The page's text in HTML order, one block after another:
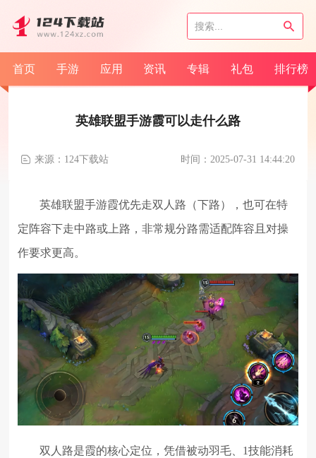
首页 手游 应用 资讯 专辑 礼包 排行榜
英雄联盟手游霞可以走什么路
来源：124下载站 时间：2025-07-31 14:44:20
英雄联盟手游霞优先走双人路（下路），也可在特
定阵容下走中路或上路，非常规分路需适配阵容且对操
作要求更高。
双人路是霞的核心定位，凭借被动羽毛、1技能消耗